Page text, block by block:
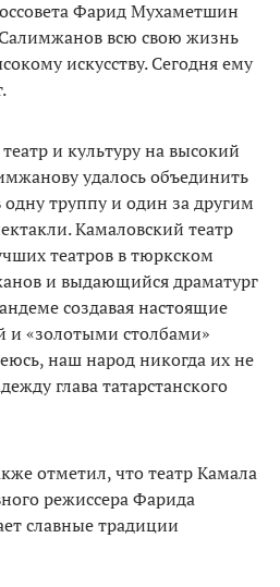
Фарид Мухаметшин
всю свою жизнь
искусству. Сегодня ему
и культуру на высокий
удалось объединить
одну труппу и один за другим
Камаловский театр
театров в тюркском
и выдающийся драматург
создавая настоящие
и «золотыми столбами»
наш народ никогда их не
глава татарстанского
отметил, что театр Камала
режиссера Фарида
славные традиции